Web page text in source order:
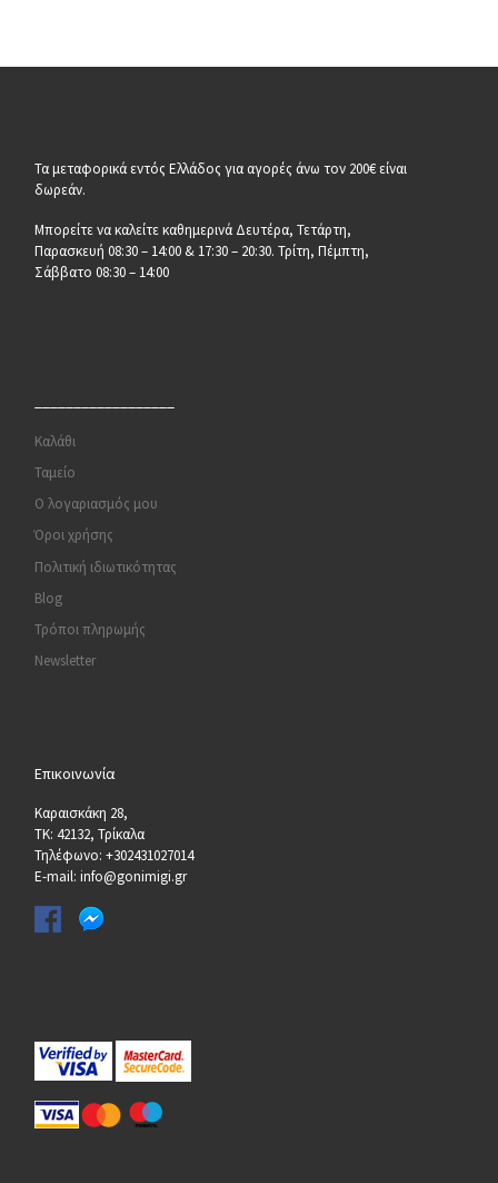
Τα μεταφορικά εντός Ελλάδος για αγορές άνω τον 200€ είναι
δωρεάν.
Μπορείτε να καλείτε καθημερινά Δευτέρα, Τετάρτη,
Παρασκευή 08:30 – 14:00 & 17:30 – 20:30. Τρίτη, Πέμπτη,
Σάββατο 08:30 – 14:00
Καλάθι
Ταμείο
Ο λογαριασμός μου
Όροι χρήσης
Πολιτική ιδιωτικότητας
Blog
Τρόποι πληρωμής
Newsletter
Επικοινωνία
Καραισκάκη 28,
ΤΚ: 42132, Τρίκαλα
Τηλέφωνο: +302431027014
E-mail: info@gonimigi.gr